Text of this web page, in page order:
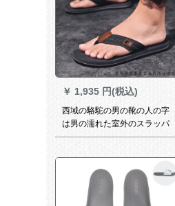
￥ 1,935 円(税込)
西域の駱駝の男の靴の人の字
は男の濡れた室外のスラッパ
の男の夏のファ§ンジの外で男
灰色の40